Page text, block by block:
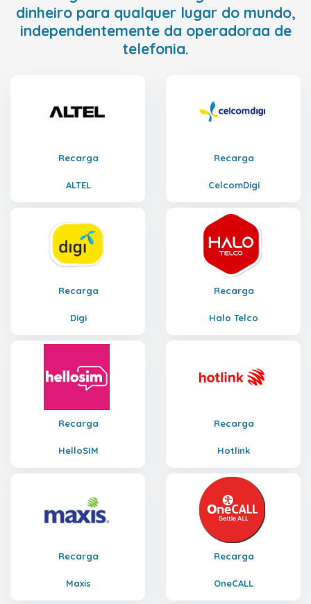
dinheiro para qualquer lugar do mundo,
independentemente da operadoraa de
telefonia.
Recarga
ALTEL
Recarga
CelcomDigi
Recarga
Digi
Recarga
Halo Telco
Recarga
HelloSIM
Recarga
Hotlink
Recarga
Maxis
Recarga
OneCALL